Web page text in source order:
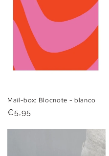
Mail-box: Blocnote - blanco
Normale
€5,95